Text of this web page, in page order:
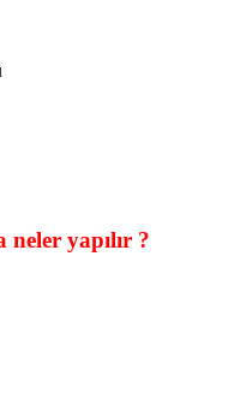
yapılır ?